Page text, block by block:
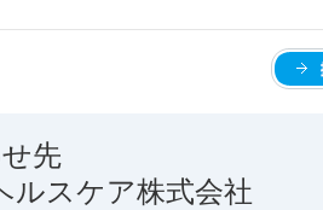
先
ルスケア株式会社